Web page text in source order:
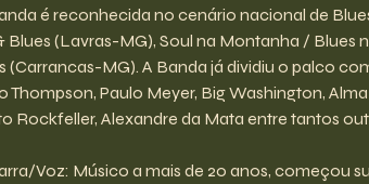
é reconhecida no cenário nacional de
(Lavras-MG), Soul na Montanha / Blues
(Carrancas-MG). A Banda já dividiu o palco
Paulo Meyer, Big Washington, Alma
Rockfeller, Alexandre da Mata entre tantos
Voz: Músico a mais de 20 anos, começou